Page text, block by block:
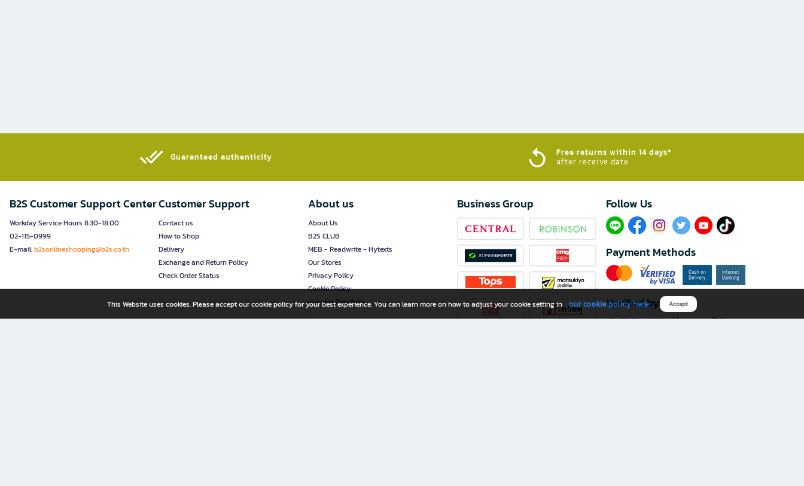
Guaranteed authenticity​
Free returns within 14 days*
after receive date
B2S Customer Support Center
Workday Service Hours 8.30-18.00
02-115-0999
E-mail:b2sonlineshopping@b2s.co.th
Customer Support
Contact us
How to Shop
Delivery
Exchange and Return Policy
Check Order Status
About us
About Us
B2S CLUB
MEB - Readwrite - Hytexts
Our Stores
Privacy Policy
Cookie Policy
Investor Relations
Business Group Follow Us​
Payment Methods
Verified by
This Website uses cookies. Please accept our cookie policy for your best experience. You can learn more on how to adjust your cookie setting in our cookie policy here Accept